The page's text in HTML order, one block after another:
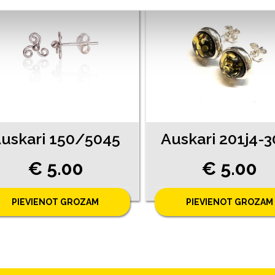
150/5045
€ 5.00
PIEVIENOT GROZAM
Auskari 201j4-
€ 5.00
PIEVIENOT GROZAM